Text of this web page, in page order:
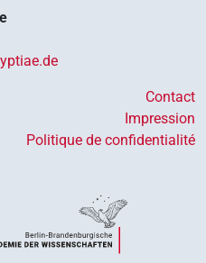
Contact
Impression
Politique de confidentialité